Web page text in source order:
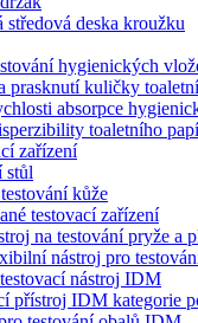
středová deska kroužku
hygienických
prasknutí kuličky
absorpce
toaletního
zařízení
stůl
kůže
testovací zařízení
na testování pryže a
nástroj pro
nástroj IDM
přístroj IDM kategorie